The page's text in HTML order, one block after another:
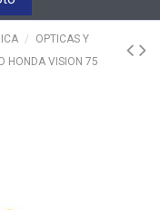
OPTICAS Y
HONDA VISION 75